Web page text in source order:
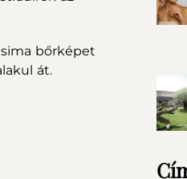
bőrképet
át.